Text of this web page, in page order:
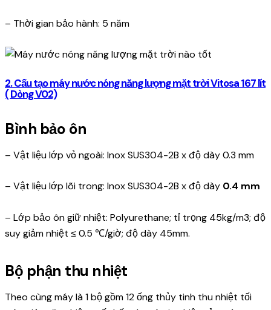
– Thời gian bảo hành: 5 năm
2. Cấu tạo máy nước nóng năng lượng mặt trời Vitosa 167 lít
( Dòng V02)
Bình bảo ôn
– Vật liệu lớp vỏ ngoài: Inox SUS304-2B x độ dày 0.3 mm
– Vật liệu lớp lõi trong: Inox SUS304-2B x độ dày 0.4 mm
– Lớp bảo ôn giữ nhiệt: Polyurethane; tỉ trọng 45kg/m3; độ
suy giảm nhiệt ≤ 0.5 ℃/giờ; độ dày 45mm.
Bộ phận thu nhiệt
Theo cùng máy là 1 bộ gồm 12 ống thủy tinh thu nhiệt tối